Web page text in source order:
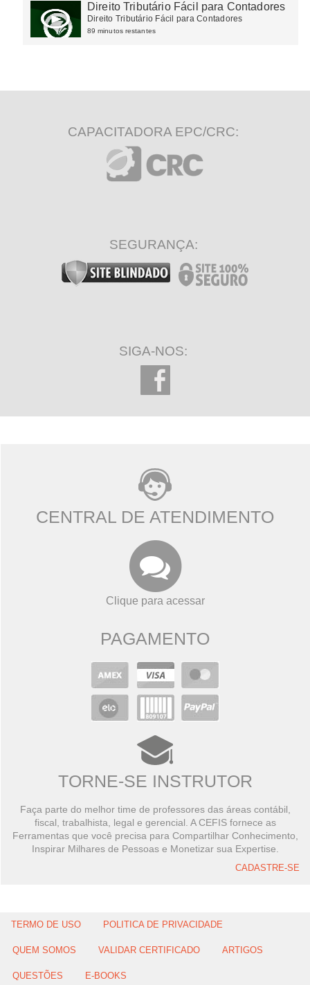
Direito Tributário Fácil para Contadores
Direito Tributário Fácil para Contadores
89 minutos restantes
CAPACITADORA EPC/CRC:
SEGURANÇA:
SIGA-NOS:
CENTRAL DE ATENDIMENTO
Clique para acessar
PAGAMENTO
TORNE-SE INSTRUTOR
Faça parte do melhor time de professores das áreas contábil,
fiscal, trabalhista, legal e gerencial. A CEFIS fornece as
Ferramentas que você precisa para Compartilhar Conhecimento,
Inspirar Milhares de Pessoas e Monetizar sua Expertise.
CADASTRE-SE
TERMO DE USO POLITICA DE PRIVACIDADE
QUEM SOMOS VALIDAR CERTIFICADO ARTIGOS
QUESTÕES E-BOOKS